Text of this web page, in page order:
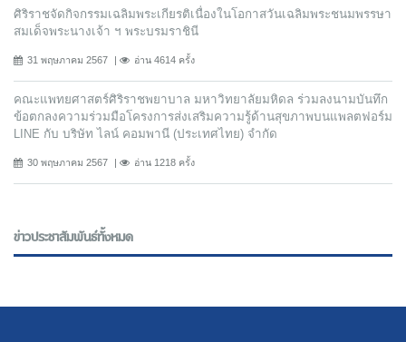
ศิริราชจัดกิจกรรมเฉลิมพระเกียรติเนื่องในโอกาสวันเฉลิมพระชนมพรรษา
สมเด็จพระนางเจ้า ฯ พระบรมราชินี
31 พฤษภาคม 2567 อ่าน 4614 ครั้ง
คณะแพทยศาสตร์ศิริราชพยาบาล มหาวิทยาลัยมหิดล ร่วมลงนามบันทึก
ข้อตกลงความร่วมมือโครงการส่งเสริมความรู้ด้านสุขภาพบนแพลตฟอร์ม
LINE กับ บริษัท ไลน์ คอมพานี (ประเทศไทย) จํากัด
30 พฤษภาคม 2567 อ่าน 1218 ครั้ง
ข่าวประชาสัมพันธ์ทั้งหมด